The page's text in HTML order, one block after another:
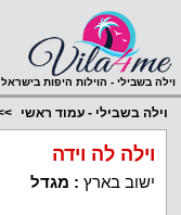
וילה בשבילי - הוילות היפות בישראל
וילה בשבילי - עמוד ראשי
וילה לה וידה
ישוב בארץ : מגדל